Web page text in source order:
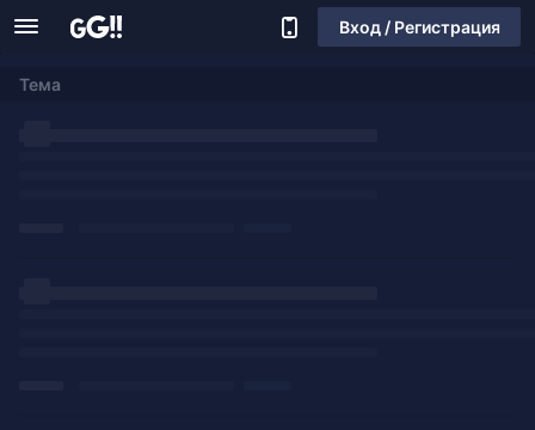
Вход / Регистрация
Тема